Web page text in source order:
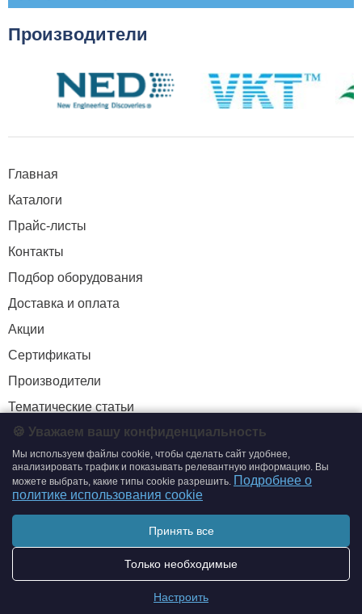
Производители
Главная
Каталоги
Прайс-листы
Контакты
Подбор оборудования
Доставка и оплата
Акции
Сертификаты
Производители
Тематические статьи
+7 (495) 204-19-33
zakaz@smtrading.ru
Политика обработки персональных данных
Политика использования cookie
Согласие на обработку персональных данных
🍪 Уважаем вашу конфиденциальность
Мы используем файлы cookie, чтобы сделать сайт удобнее,
анализировать трафик и показывать релевантную информацию. Вы
можете выбрать, какие типы cookie разрешить. Подробнее о
политике использования cookie
Принять все
Только необходимые
Настроить